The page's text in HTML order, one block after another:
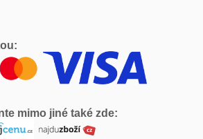
mimo jiné také zde: